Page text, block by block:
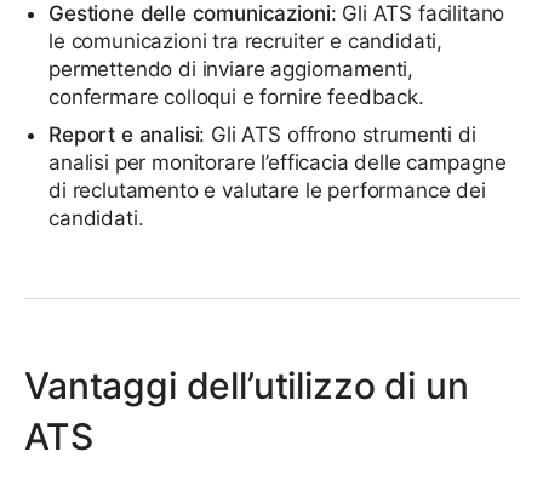
Gestione delle comunicazioni: Gli ATS facilitano
le comunicazioni tra recruiter e candidati,
permettendo di inviare aggiornamenti,
confermare colloqui e fornire feedback.
Report e analisi: Gli ATS offrono strumenti di
analisi per monitorare l’efficacia delle campagne
di reclutamento e valutare le performance dei
candidati.
Vantaggi dell’utilizzo di un
ATS